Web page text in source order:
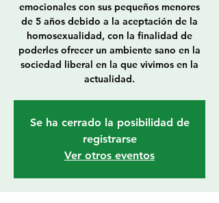
emocionales con sus pequeños menores
de 5 años debido a la aceptación de la
homosexualidad, con la finalidad de
poderles ofrecer un ambiente sano en la
sociedad liberal en la que vivimos en la
actualidad.
Se ha cerrado la posibilidad de
registrarse
Ver otros eventos